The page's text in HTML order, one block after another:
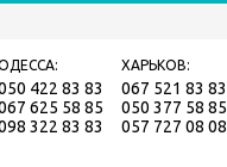
422 83 83
625 58 85
322 83 83
ХАРЬКОВ:
067 521 83 83
050 377 58 85
057 727 08 08